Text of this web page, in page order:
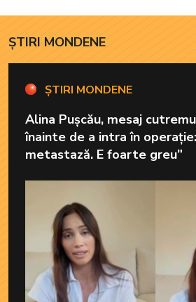
ȘTIRI MONDENE
ȘTIRI MONDENE
Alina Pușcău, mesaj
înainte de a intra în
metastază. E foarte greu”